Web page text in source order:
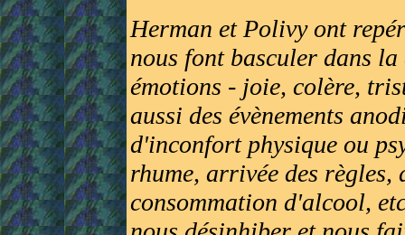
Herman et Polivy ont
nous font basculer dans
émotions - joie, colère,
aussi des évènements
d'inconfort physique ou
rhume, arrivée des règles,
consommation d'alcool,